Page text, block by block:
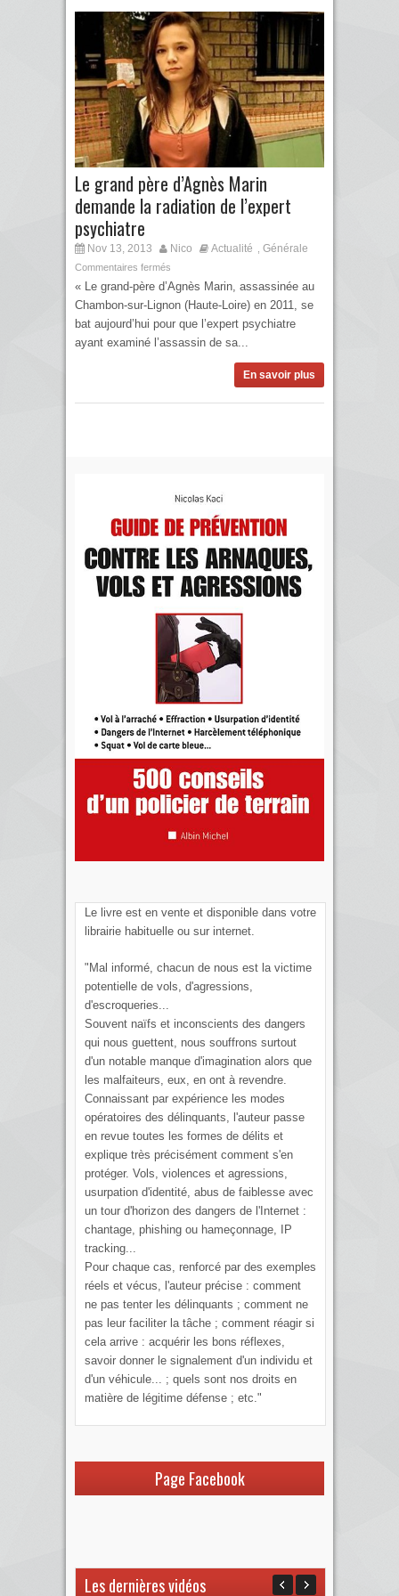
Le grand père d’Agnès Marin
demande la radiation de l’expert
psychiatre
Nov 13, 2013 Nico Actualité , Générale
Commentaires fermés
« Le grand-père d’Agnès Marin, assassinée au
Chambon-sur-Lignon (Haute-Loire) en 2011, se
bat aujourd’hui pour que l’expert psychiatre
ayant examiné l’assassin de sa...
En savoir plus
Le livre est en vente et disponible dans votre
librairie habituelle ou sur internet.
"Mal informé, chacun de nous est la victime
potentielle de vols, d'agressions,
d'escroqueries...
Souvent naïfs et inconscients des dangers
qui nous guettent, nous souffrons surtout
d'un notable manque d'imagination alors que
les malfaiteurs, eux, en ont à revendre.
Connaissant par expérience les modes
opératoires des délinquants, l'auteur passe
en revue toutes les formes de délits et
explique très précisément comment s'en
protéger. Vols, violences et agressions,
usurpation d'identité, abus de faiblesse avec
un tour d'horizon des dangers de l'Internet :
chantage, phishing ou hameçonnage, IP
tracking...
Pour chaque cas, renforcé par des exemples
réels et vécus, l'auteur précise : comment
ne pas tenter les délinquants ; comment ne
pas leur faciliter la tâche ; comment réagir si
cela arrive : acquérir les bons réflexes,
savoir donner le signalement d'un individu et
d'un véhicule... ; quels sont nos droits en
matière de légitime défense ; etc."
Page Facebook
Les dernières vidéos